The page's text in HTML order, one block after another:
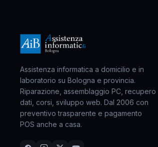
Assistenza informatica a domicilio e in
laboratorio su Bologna e provincia.
Riparazione, assemblaggio PC, recupero
dati, corsi, sviluppo web. Dal 2006 con
preventivo trasparente e pagamento
POS anche a casa.